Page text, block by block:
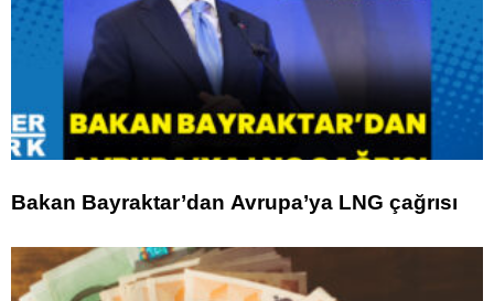
Bakan Bayraktar’dan Avrupa’ya LNG çağrısı